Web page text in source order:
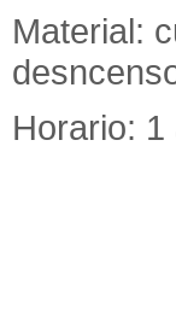
Material:
Horario: 1